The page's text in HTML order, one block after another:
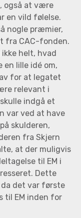
også at være
en vild følelse.
nogle præmier,
fra CAC-fonden.
helt, hvad
en lille idé om,
for at legatet
relevant i
indgå et
var ved at have
skulderen,
fra Skjern
at der muligvis
til EM i
Dette
det var første
til EM inden for